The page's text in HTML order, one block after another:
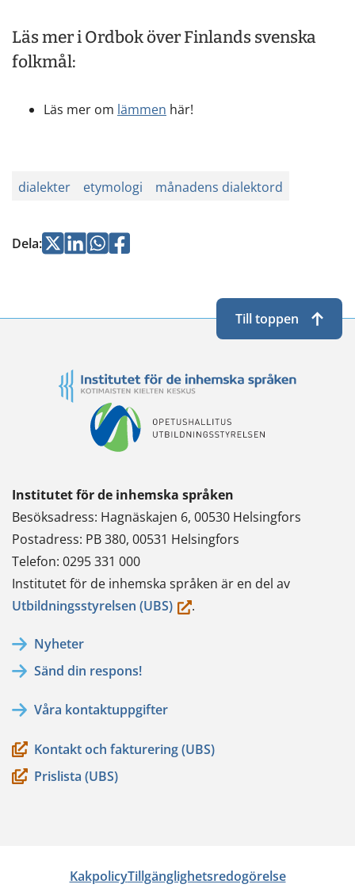
Läs mer i Ordbok över Finlands svenska
folkmål:
Läs mer om lämmen här!
dialekter etymologi månadens dialektord
Dela:Jaa Jaa Jaa
Jaa
Institutet för de inhemska språken
Besöksadress: Hagnäskajen 6, 00530 Helsingfors
Postadress: PB 380, 00531 Helsingfors
Telefon: 0295 331 000
Institutet för de inhemska språken är en del av
Utbildningsstyrelsen (UBS)(du.
Nyheter
Sänd din respons!
Våra kontaktuppgifter
Kontakt och fakturering (UBS)
Prislista (UBS)
KakpolicyTillgänglighetsredogörelse
Till toppen